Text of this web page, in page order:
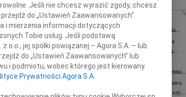
INNE NEKROLOGI
Asia Kułakowska 07.08.2026
Asia Kułakowska 8 czerwca 1984 - 9 sierpnia...
Małgorzata Kościelska
Warszawa
Z żalem żegnam prof. Małgorzatę Kościelską...
Janusz Goetze
07.08.2026
Janusz Goetze adwokat 9 lat bez Ciebie Bożenna...
Wacława Stec-Myśliwska
Warszawa
W dniu 4 sierpnia 2026 roku zmarła przeżywszy...
Jeśli nie chcesz wyrazić zgody, chcesz
do „Ustawień Zaawansowanych”.
i mierzenia informacji dotyczących
Tobie usług. Jeśli podstawą
jej spółki powiązanej – Agora S.A. – lub
do „Ustawień Zaawansowanych” lub
i podmiotu, wobec którego jest kierowany.
Prywatności Agora S.A.